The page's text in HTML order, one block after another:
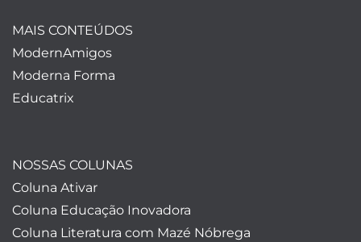
MAIS CONTEÚDOS
ModernAmigos
Moderna Forma
Educatrix
NOSSAS COLUNAS
Coluna Ativar
Coluna Educação Inovadora
Coluna Literatura com Mazé Nóbrega